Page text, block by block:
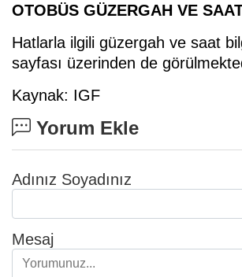
OTOBÜS GÜZERGAH VE
Hatlarla ilgili güzergah ve saat
sayfası üzerinden de
Kaynak: IGF
Yorum Ekle
Adınız Soyadınız
Mesaj